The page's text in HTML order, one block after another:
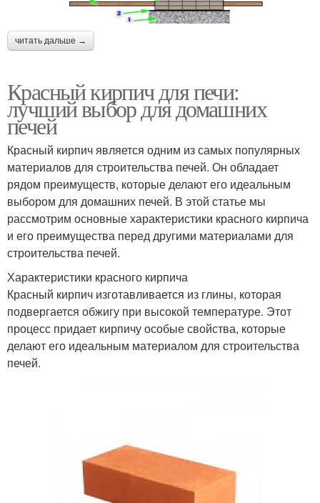
читать дальше →
Красный кирпич для печи:
лучший выбор для домашних
печей
Красный кирпич является одним из самых популярных
материалов для строительства печей. Он обладает
рядом преимуществ, которые делают его идеальным
выбором для домашних печей. В этой статье мы
рассмотрим основные характеристики красного кирпича
и его преимущества перед другими материалами для
строительства печей.
Характеристики красного кирпича
Красный кирпич изготавливается из глины, которая
подвергается обжигу при высокой температуре. Этот
процесс придает кирпичу особые свойства, которые
делают его идеальным материалом для строительства
печей.